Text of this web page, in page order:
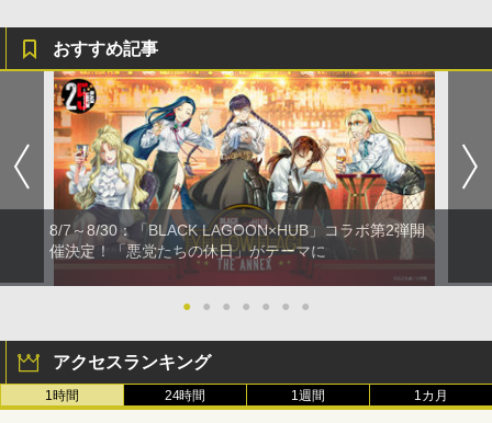
おすすめ記事
8/7～8/30：「BLACK LAGOON×HUB」コラボ第2弾開
催決定！「悪党たちの休日」がテーマに
● ● ● ● ● ● ●
アクセスランキング
1時間 24時間 1週間 1カ月